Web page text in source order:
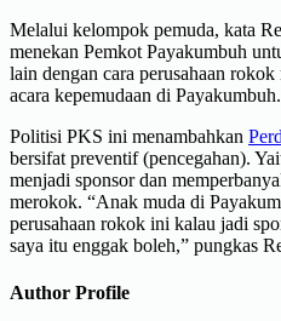
Melalui kelompok pemuda, kata
menekan Pemkot Payakumbuh
lain dengan cara perusahaan
acara kepemudaan di Payakumbuh.
Politisi PKS ini menambahkan
bersifat preventif (pencegahan).
menjadi sponsor dan
merokok. “Anak muda di
perusahaan rokok ini kalau jadi
saya itu enggak boleh,” pungkas
Author Profile